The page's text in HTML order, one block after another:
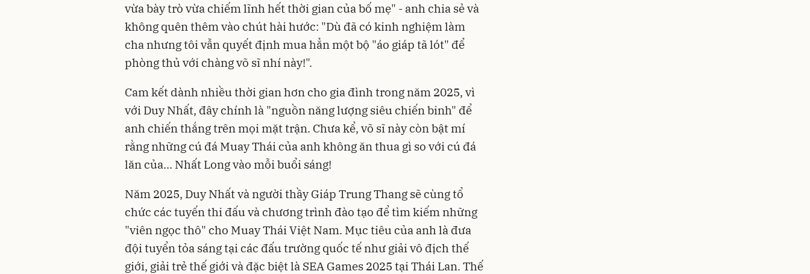
vừa bày trò vừa chiếm lĩnh hết thời gian của bố mẹ" - anh chia sẻ và
không quên thêm vào chút hài hước: "Dù đã có kinh nghiệm làm
cha nhưng tôi vẫn quyết định mua hẳn một bộ "áo giáp tã lót" để
phòng thủ với chàng võ sĩ nhí này!".
Cam kết dành nhiều thời gian hơn cho gia đình trong năm 2025, vì
với Duy Nhất, đây chính là "nguồn năng lượng siêu chiến binh" để
anh chiến thắng trên mọi mặt trận. Chưa kể, võ sĩ này còn bật mí
rằng những cú đá Muay Thái của anh không ăn thua gì so với cú đá
lăn của... Nhất Long vào mỗi buổi sáng!
Năm 2025, Duy Nhất và người thầy Giáp Trung Thang sẽ cùng tổ
chức các tuyến thi đấu và chương trình đào tạo để tìm kiếm những
"viên ngọc thô" cho Muay Thái Việt Nam. Mục tiêu của anh là đưa
đội tuyển tỏa sáng tại các đấu trường quốc tế như giải vô địch thế
giới, giải trẻ thế giới và đặc biệt là SEA Games 2025 tại Thái Lan. Thế